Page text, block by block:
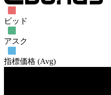
ビッド
アスク
指標価格 (Avg)